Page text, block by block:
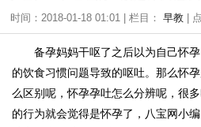
时间：2018-01-18 01:01 | 栏目： 早教 |
备孕妈妈干呕了之后以为自己怀
的饮食习惯问题导致的呕吐。那么怀
么区别呢，怀孕孕吐怎么分辨呢，很
的行为就会觉得是怀孕了，八宝网小